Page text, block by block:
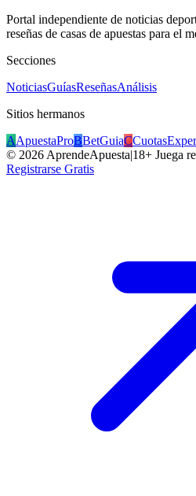
Portal independiente de noticias
reseñas de casas de apuestas para el
Secciones
NoticiasGuíasReseñasAnálisis
Sitios hermanos
AApuestaProBBetGuiaC
© 2026 AprendeApuesta|18+ Juega
Registrarse Gratis